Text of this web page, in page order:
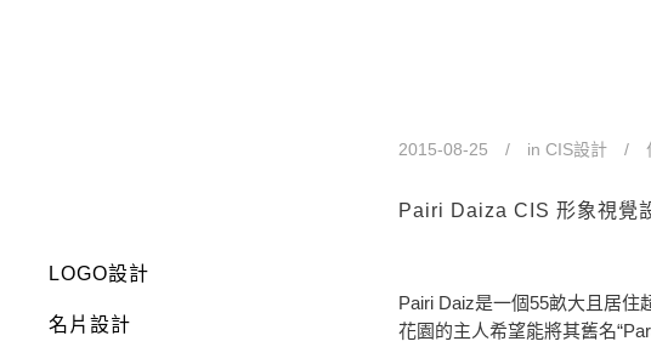
LOGO設計
名片設計
2015-08-25 in CIS設計
Pairi Daiza CIS 形象視覺
Pairi Daiz是一個55畝大且居住
花園的主人希望能將其舊名